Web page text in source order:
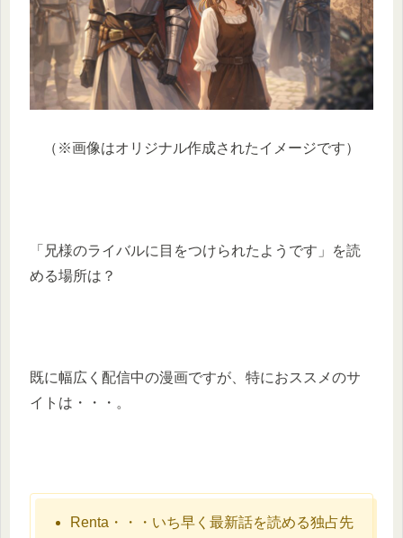
（※画像はオリジナル作成されたイメージです）
「兄様のライバルに目をつけられたようです」を読
める場所は？
既に幅広く配信中の漫画ですが、特におススメのサ
イトは・・・。
Renta・・・いち早く最新話を読める独占先